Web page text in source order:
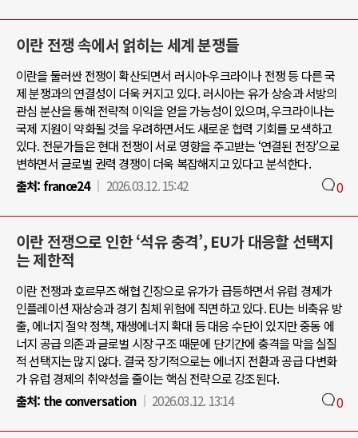
이란 전쟁 속에서 얽히는 세계 분쟁들
이란을 둘러싼 전쟁이 확산되면서 러시아-우크라이나 전쟁 등 다른 국
제 분쟁과의 연결성이 더욱 커지고 있다. 러시아는 유가 상승과 서방의
관심 분산을 통해 전략적 이익을 얻을 가능성이 있으며, 우크라이나는
국제 지원이 약화될 것을 우려하면서도 새로운 협력 기회를 모색하고
있다. 전문가들은 현대 전쟁이 서로 영향을 주고받는 ‘연결된 전장’으로
변하면서 글로벌 권력 경쟁이 더욱 복잡해지고 있다고 분석한다.
출처:france24 2026.03.12. 15:42 0
이란 전쟁으로 인한 ‘석유 충격’, EU가 대응할 선택지
는 제한적
이란 전쟁과 호르무즈 해협 긴장으로 유가가 급등하면서 유럽 경제가
인플레이션 재상승과 경기 침체 위험에 직면하고 있다. EU는 비축유 방
출, 에너지 절약 정책, 재생에너지 확대 등 대응 수단이 있지만 중동 에
너지 공급 의존과 글로벌 시장 구조 때문에 단기간에 충격을 막을 실질
적 선택지는 많지 않다. 결국 장기적으로는 에너지 전환과 공급 다변화
가 유럽 경제의 취약성을 줄이는 핵심 전략으로 강조된다.
출처: the conversation 2026.03.12. 13:14 0